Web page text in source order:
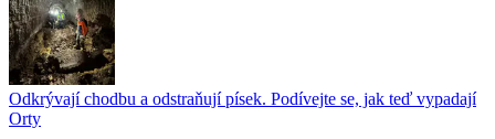
Odkrývají chodbu a odstraňují písek. Podívejte se, jak teď vypadají
Orty